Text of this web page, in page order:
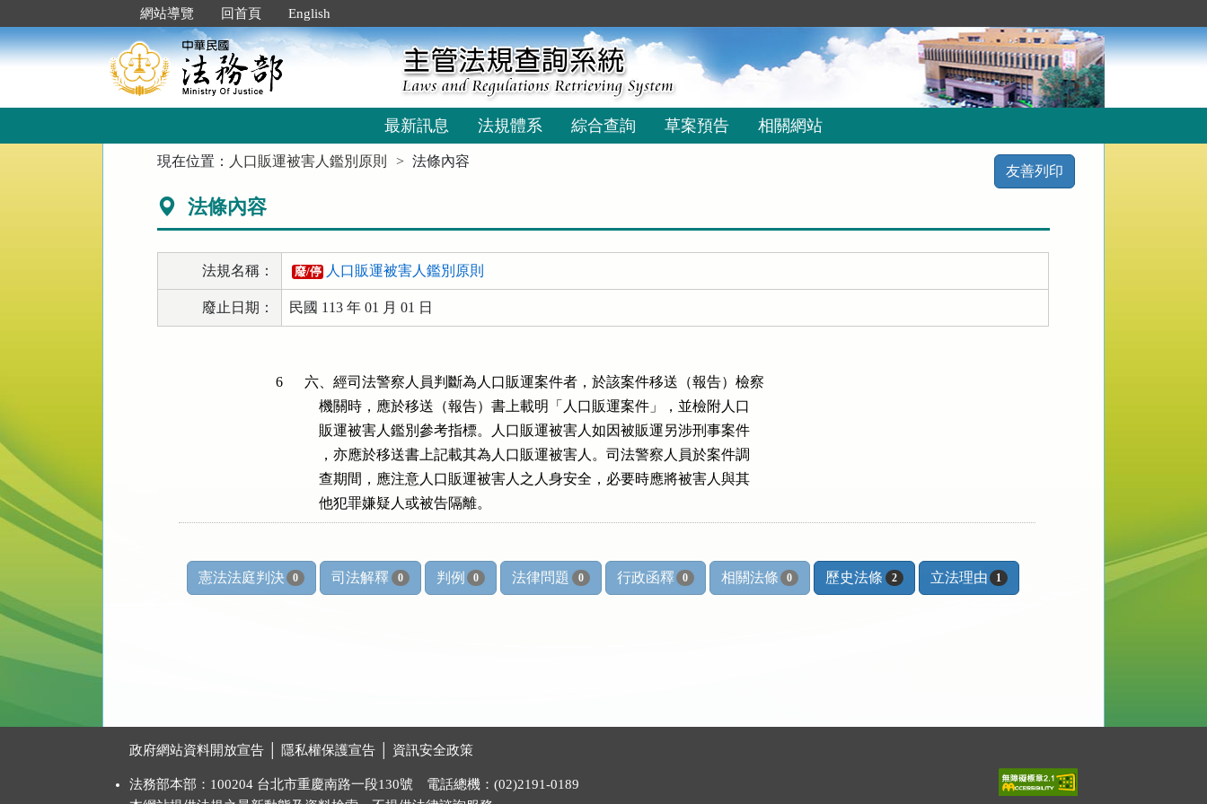
到
主
要
網站導覽 回首頁 English
最新訊息 法規體系 綜合查詢 草案預告 相關網站
現在位置： 人口販運被害人鑑別原則 法條內容
友善列印
法條內容
法規名稱： 廢/停 人口販運被害人鑑別原則
廢止日期： 民國 113 年 01 月 01 日
6
六、經司法警察人員判斷為人口販運案件者，於該案件移送（報告）檢察
    機關時，應於移送（報告）書上載明「人口販運案件」，並檢附人口
    販運被害人鑑別參考指標。人口販運被害人如因被販運另涉刑事案件
    ，亦應於移送書上記載其為人口販運被害人。司法警察人員於案件調
    查期間，應注意人口販運被害人之人身安全，必要時應將被害人與其
    他犯罪嫌疑人或被告隔離。
憲法法庭判決 0 司法解釋 0 判例 0 法律問題 0 行政函釋 0 相關法條 0 歷史法條 2 立法理由 1
政府網站資料開放宣告 隱私權保護宣告 資訊安全政策
法務部本部：100204 台北市重慶南路一段130號 電話總機：(02)2191-0189